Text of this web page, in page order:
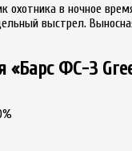
в ночное
выстрел.
«Барс ФС-3